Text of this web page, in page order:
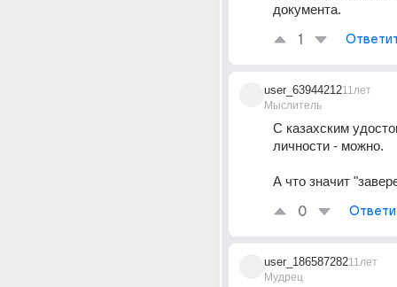
документа.
1
user_63944212
Мыслитель
11лет
С казахским
личности - можно.
А что значит
0
user_186587282
Мудрец
11лет